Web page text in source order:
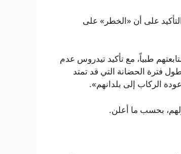
على أن «الخطر» على
فرداً على متنها وتستمر متابعتهم طبياً، مع تأكيد تيدروس عدم
فترة الحضانة التي قد تمتد
الركاب إلى بلدانهم».
بحسب ما أعلن.